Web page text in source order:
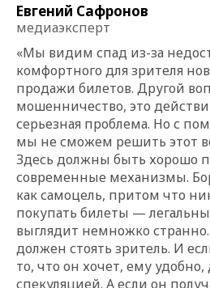
Евгений Сафронов
медиаэксперт
«Мы видим спад из-за
комфортного для зрителя
продажи билетов. Другой
мошенничество, это
серьезная проблема. Но с
мы не сможем решить этот
Здесь должны быть хорошо
современные механизмы.
как самоцель, притом что
покупать билеты —
выглядит немножко странно.
должен стоять зритель. И
то, что он хочет, ему удобно,
спекуляцией. А если он